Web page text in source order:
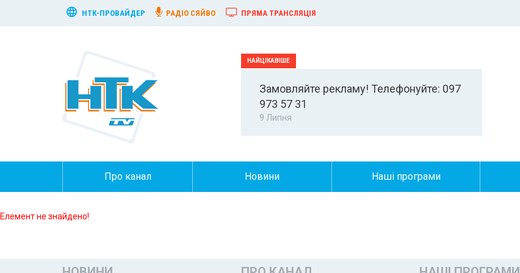
НТК-ПРОВАЙДЕР РАДІО СЯЙВО ПРЯМА ТРАНСЛЯЦІЯ
Замовляйте рекламу! Телефонуйте: 097
973 57 31
9 Липня
Про канал Новини Наші програми
Елемент не знайдено!